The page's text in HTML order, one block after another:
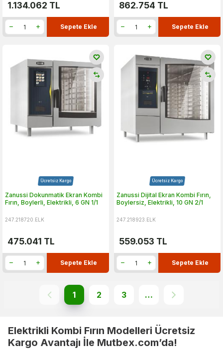
1.134.062 TL
Sepete Ekle
862.754 TL
Sepete Ekle
Ücretsiz Kargo
Zanussi Dokunmatik Ekran Kombi
Fırın, Boylerli, Elektrikli, 6 GN 1/1
247.218720.ELK
475.041 TL
Sepete Ekle
Ücretsiz Kargo
Zanussi Dijital Ekran Kombi Fırın,
Boylersiz, Elektrikli, 10 GN 2/1
247.218923.ELK
559.053 TL
Sepete Ekle
1 2 3 …
Elektrikli Kombi Fırın Modelleri Ücretsiz
Kargo Avantajı İle Mutbex.com’da!